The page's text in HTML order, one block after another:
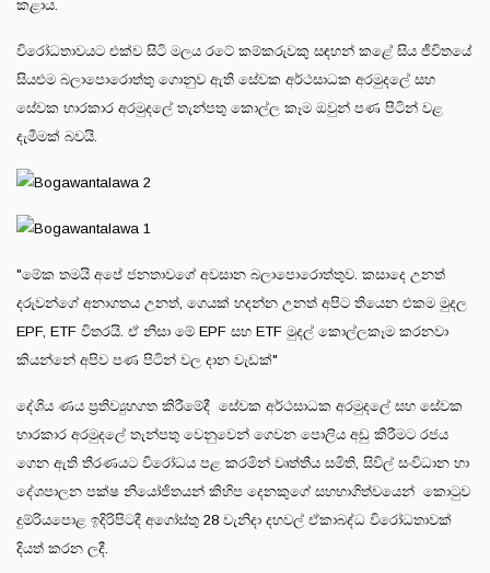
කළාය.
විරෝධතාවයට එක්ව සිටි මලය රටේ කම්කරුවකු සඳහන් කළේ සිය ජීවිතයේ
සියළුම බලාපොරොත්තු ගොනුව ඇති සේවක අර්ථසාධක අරමුදලේ සහ
සේවක භාරකාර අරමුදලේ තැන්පතු කොල්ල කෑම ඔවුන් පණ පිටින් වළ
දැමීමක් බවයි.
"මේක තමයි අපේ ජනතාවගේ අවසාන බලාපොරොත්තුව. කසාදෙ උනත්
දරුවන්ගේ අනාගතය උනත්, ගෙයක් හදන්න උනත් අපිට තියෙන එකම මුදල
EPF, ETF විතරයි. ඒ නිසා මේ EPF සහ ETF මුදල් කොල්ලකෑම කරනවා
කියන්නේ අපිව පණ පිටින් වල දාන වැඩක්"
දේශිය ණය ප්‍රතිව්‍යුහගත කිරීමේදී සේවක අර්ථසාධක අරමුදලේ සහ සේවක
භාරකාර අරමුදලේ තැන්පතු වෙනුවෙන් ගෙවන පොලිය අඩු කිරීමට රජය
ගෙන ඇති තීරණයට විරෝධය පළ කරමින් වෘත්තීය සමිති, සිවිල් සංවිධාන හා
දේශපාලන පක්ෂ නියෝජිතයන් කිහිප දෙනකුගේ සහභාගිත්වයෙන් කොටුව
දුම්රියපොළ ඉදිරිපිටදී අගෝස්තු 28 වැනිදා දහවල් ඒකාබද්ධ විරෝධතාවක්
දියත් කරන ලදී.